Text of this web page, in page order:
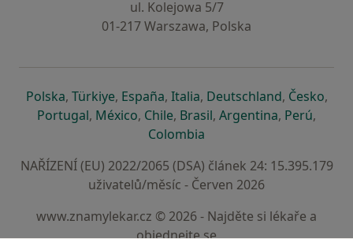
ul. Kolejowa 5/7
01-217 Warszawa, Polska
Polskase otevře v nové záložce
, Türkiyese otevře v nové záložce
, Españase otevře v nové záložce
, Italiase otevře v nové záložce
, Deutschlandse otevře v
, Českose
,
Portugalse otevře v nové záložce
, Méxicose otevře v nové záložce
, Chilese otevře v nové záložce
, Brasilse otevře v nové
, Argentinase otevře v
, Perúse
,
Colombia
NAŘÍZENÍ (EU) 2022/2065 (DSA) článek 24: 15.395.179
uživatelů/měsíc - Červen 2026
www.znamylekar.cz © 2026 - Najděte si lékaře a
objednejte se